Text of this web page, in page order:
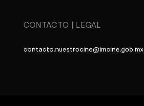
CONTACTO LEGAL
contacto.nuestrocine@imcine.gob.mx